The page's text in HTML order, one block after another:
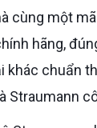
cùng một
hãng,
khác chuẩn
Straumann